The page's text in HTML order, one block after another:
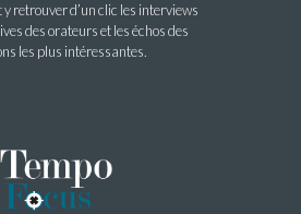
y retrouver d’un clic les interviews
des orateurs et les échos des
les plus intéressantes.